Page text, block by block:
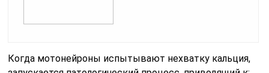
Когда мотонейроны испытывают нехватку кальция,